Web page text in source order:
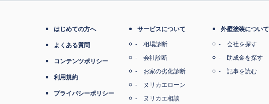
はじめての方へ
よくある質問
コンテンツポリシー
利用規約
プライバシーポリシー
サービスについて
相場診断
会社診断
お家の劣化診断
ヌリカエローン
ヌリカエ相談
外壁塗装について
会社を探す
助成金を探す
記事を読む